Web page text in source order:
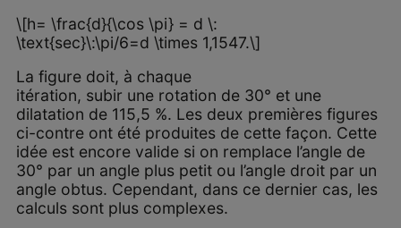
\[h= \frac{d}{\cos \pi} = d \:
\text{sec}\:\pi/6=d \times 1,1547.\]
La figure doit, à chaque
itération, subir une rotation de 30° et une
dilatation de 115,5 %. Les deux premières figures
ci-contre ont été produites de cette façon. Cette
idée est encore valide si on remplace l’angle de
30° par un angle plus petit ou l’angle droit par un
angle obtus. Cependant, dans ce dernier cas, les
calculs sont plus complexes.